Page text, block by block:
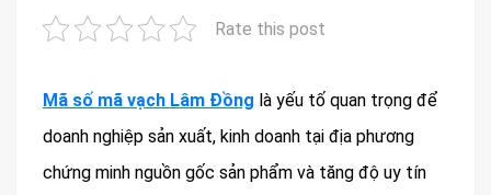
Rate this post
Mã số mã vạch Lâm Đồng là yếu tố quan trọng để
doanh nghiệp sản xuất, kinh doanh tại địa phương
chứng minh nguồn gốc sản phẩm và tăng độ uy tín